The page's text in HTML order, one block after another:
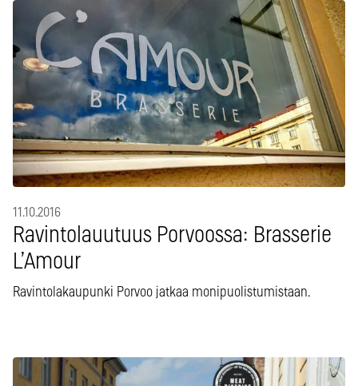
11.10.2016
Ravintolauutuus Porvoossa: Brasserie
L’Amour
Ravintolakaupunki Porvoo jatkaa monipuolistumistaan.